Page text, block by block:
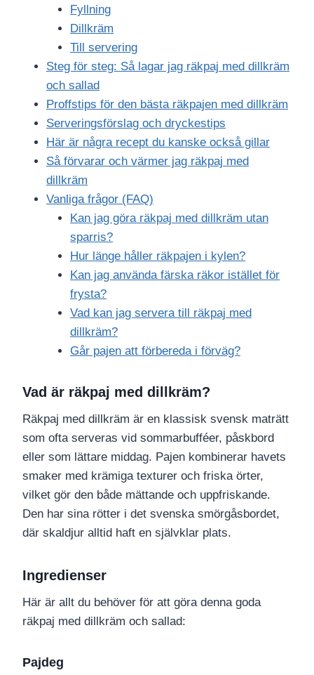
Fyllning
Dillkräm
Till servering
Steg för steg: Så lagar jag räkpaj med dillkräm
och sallad
Proffstips för den bästa räkpajen med dillkräm
Serveringsförslag och dryckestips
Här är några recept du kanske också gillar
Så förvarar och värmer jag räkpaj med
dillkräm
Vanliga frågor (FAQ)
Kan jag göra räkpaj med dillkräm utan
sparris?
Hur länge håller räkpajen i kylen?
Kan jag använda färska räkor istället för
frysta?
Vad kan jag servera till räkpaj med
dillkräm?
Går pajen att förbereda i förväg?
Vad är räkpaj med dillkräm?
Räkpaj med dillkräm är en klassisk svensk maträtt
som ofta serveras vid sommarbufféer, påskbord
eller som lättare middag. Pajen kombinerar havets
smaker med krämiga texturer och friska örter,
vilket gör den både mättande och uppfriskande.
Den har sina rötter i det svenska smörgåsbordet,
där skaldjur alltid haft en självklar plats.
Ingredienser
Här är allt du behöver för att göra denna goda
räkpaj med dillkräm och sallad:
Pajdeg